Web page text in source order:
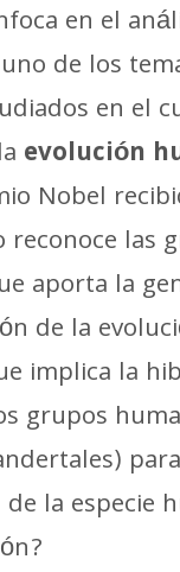
en el
de los
en el
evolución
Nobel
reconoce las
aporta la
de la
implica la
grupos
la especie